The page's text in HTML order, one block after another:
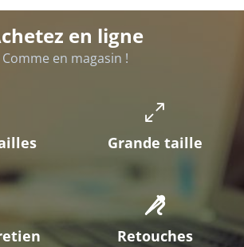
en ligne
Comme en magasin !
Grande taille
Retouches